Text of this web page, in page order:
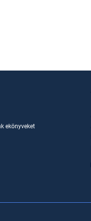
ekönyveket